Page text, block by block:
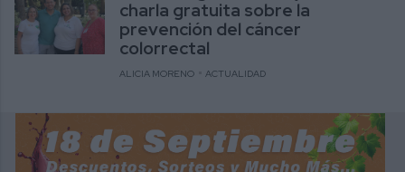
charla gratuita sobre la
prevención del cáncer
colorrectal
ALICIA MORENO ACTUALIDAD